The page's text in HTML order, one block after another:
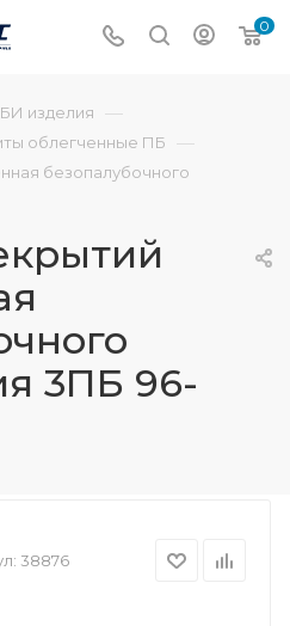
0
изделия —
облегченные ПБ —
безопалубочного
3ПБ 96-
38876